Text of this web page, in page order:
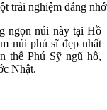
trải nghiệm đáng nhớ
ngọn núi này tại Hồ
núi phú sĩ đẹp nhất
thể Phú Sỹ ngũ hồ,
Nhật.